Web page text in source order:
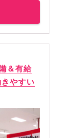
＆有給
やすい